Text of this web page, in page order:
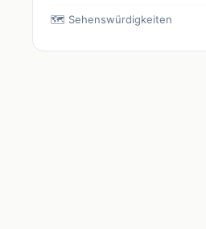
🗺️ Sehenswürdigkeiten